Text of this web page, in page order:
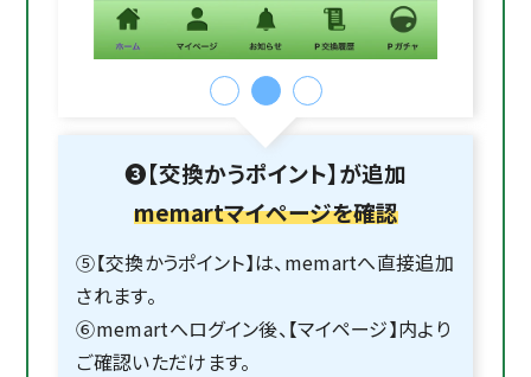
❸【交換かうポイント】が追加
memartマイページを確認
⑤【交換かうポイント】は、memartへ直接追加
されます。
⑥memartへログイン後、【マイページ】内より
ご確認いただけます。